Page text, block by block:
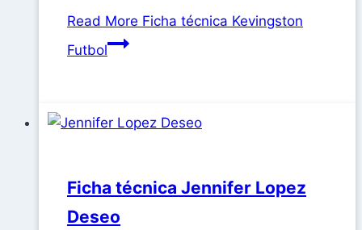
Read More Ficha técnica Kevingston
Futbol
Ficha técnica Jennifer Lopez
Deseo